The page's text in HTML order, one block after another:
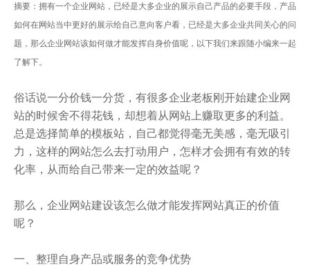
摘要：拥有一个企业网站，已经是大多企业的展示自己产品的必要手段，产品
如何在网站当中更好的展示给自己意向客户看，已经是大多企业共同关心的问
题，那么企业网站该如何做才能发挥自身价值呢，以下我们来跟随小编来一起
了解下。
俗话说一分价钱一分货，有很多企业老板刚开始建企业网
站的时候舍不得花钱，却想着从网站上赚取更多的利益。
总是选择简单的模板站，自己都觉得毫无美感，毫无吸引
力，这样的网站怎么去打动用户，怎样才会拥有有效的转
化率，从而给自己带来一定的效益呢？
那么，企业网站建设该怎么做才能发挥网站真正的价值
呢？
一、整理自身产品或服务的竞争优势